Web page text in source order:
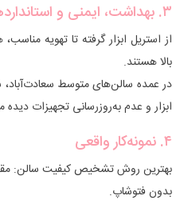
۳. بهداشت، ایمنی و استانداردهای محیطی
از استریل ابزار گرفته تا تهویه
بالا هستند.
در عمده سالن‌های متوسط
ابزار و عدم به‌روز‌رسانی تجهیزات
۴. نمونه‌کار واقعی
بهترین روش تشخیص کیفیت سالن:
بدون فتوشاپ.